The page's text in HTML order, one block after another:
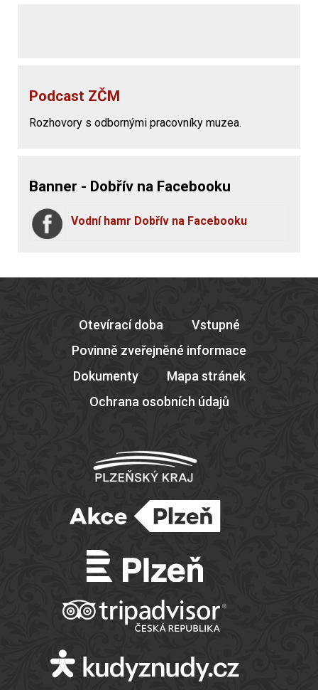
Podcast ZČM
Rozhovory s odbornými pracovníky muzea.
Banner - Dobřív na Facebooku
Vodní hamr Dobřív na Facebooku
Otevírací doba
Vstupné
Povinně zveřejněné informace
Dokumenty
Mapa stránek
Ochrana osobních údajů